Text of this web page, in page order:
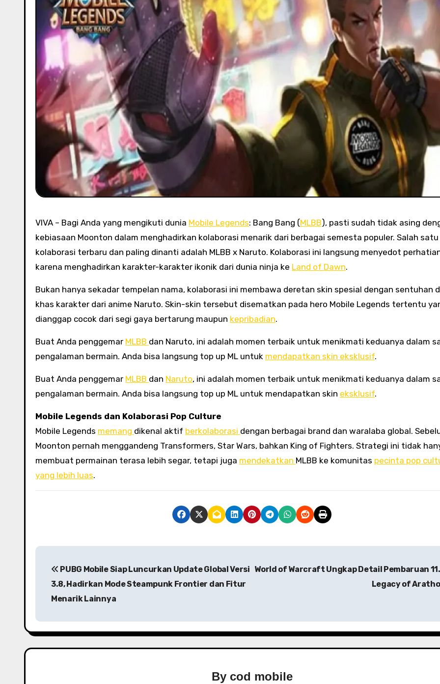
VIVA – Bagi Anda yang mengikuti dunia Mobile Legends: Bang Bang (MLBB), pasti sudah tidak asing
kebiasaan Moonton dalam menghadirkan kolaborasi menarik dari berbagai semesta populer. Salah satu
kolaborasi terbaru dan paling dinanti adalah MLBB x Naruto. Kolaborasi ini langsung menyedot
karena menghadirkan karakter-karakter ikonik dari dunia ninja ke Land of Dawn.
Bukan hanya sekadar tempelan nama, kolaborasi ini membawa deretan skin spesial dengan sentuhan
khas karakter dari anime Naruto. Skin-skin tersebut disematkan pada hero Mobile Legends tertentu
dianggap cocok dari segi gaya bertarung maupun kepribadian.
Buat Anda penggemar MLBB dan Naruto, ini adalah momen terbaik untuk menikmati keduanya dalam
pengalaman bermain. Anda bisa langsung top up ML untuk mendapatkan skin eksklusif.
Buat Anda penggemar MLBB dan Naruto, ini adalah momen terbaik untuk menikmati keduanya dalam
pengalaman bermain. Anda bisa langsung top up ML untuk mendapatkan skin eksklusif.
Mobile Legends dan Kolaborasi Pop Culture
Mobile Legends memang dikenal aktif berkolaborasi dengan berbagai brand dan waralaba global.
Moonton pernah menggandeng Transformers, Star Wars, bahkan King of Fighters. Strategi ini tidak
membuat permainan terasa lebih segar, tetapi juga mendekatkan MLBB ke komunitas pecinta pop
yang lebih luas.
t
n
PUBG Mobile Siap Luncurkan Update Global Versi
3.8, Hadirkan Mode Steampunk Frontier dan Fitur
Menarik Lainnya
World of Warcraft Ungkap Detail Pembaruan
Legacy of
By cod mobile